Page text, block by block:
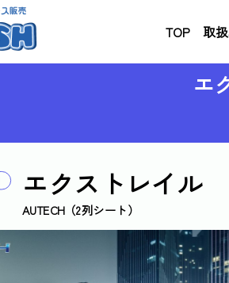
TOP 取
エ
エクストレイル
AUTECH（2列シート）